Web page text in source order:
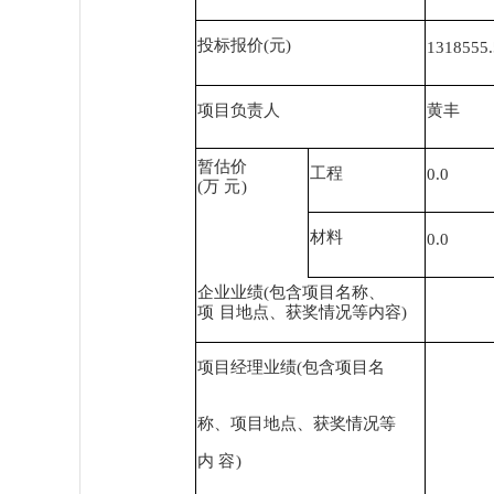
投标报价(元)
项目负责人 黄丰
暂估价
(万 元)
工程 0.0
材料 0.0
企业业绩(包含项目名称、
项 目地点、获奖情况等内容)
项目经理业绩(包含项目名
称、项目地点、获奖情况等
内 容)